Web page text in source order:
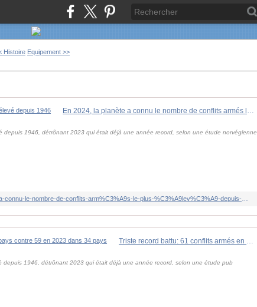
Histoire Equipement >>
En 2024, la planète a connu le nombre de conflits armés le plus élevé depuis 1946
1946, détrônant 2023 qui était déjà une année record, selon une étude norvégienne
Triste record battu: 61 conflits armés en 2024 répartis entre 36 pays contre 59 en 2023 dans 34 pays
1946, détrônant 2023 qui était déjà une année record, selon une étude pub